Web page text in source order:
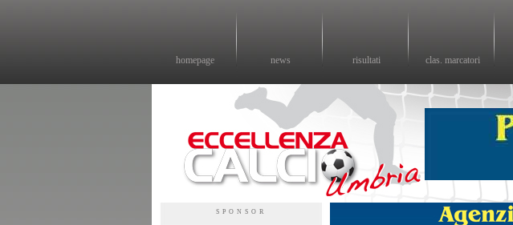
homepage news risultati clas. marcatori
SPONSOR